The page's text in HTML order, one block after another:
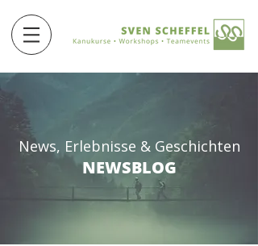
News, Erlebnisse & Geschichten
NEWSBLOG